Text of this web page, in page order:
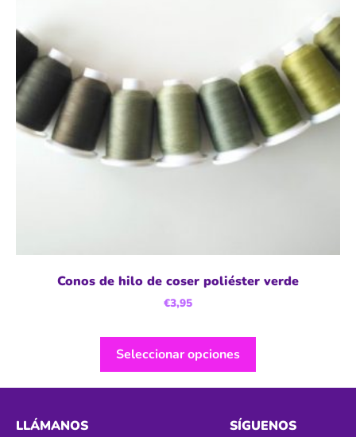
Conos de hilo de coser poliéster verde
€3,95
Seleccionar opciones
LLÁMANOS
SÍGUENOS